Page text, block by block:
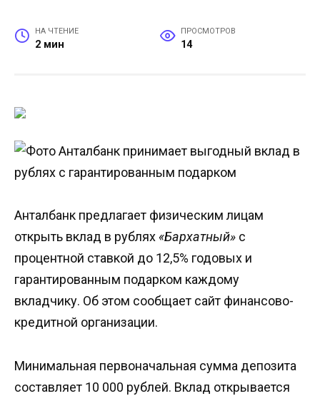
НА ЧТЕНИЕ
2 мин
ПРОСМОТРОВ
14
Анталбанк предлагает физическим лицам
открыть вклад в рублях «Бархатный» с
процентной ставкой до 12,5% годовых и
гарантированным подарком каждому
вкладчику. Об этом сообщает сайт финансово-
кредитной организации.
Минимальная первоначальная сумма депозита
составляет 10 000 рублей. Вклад открывается